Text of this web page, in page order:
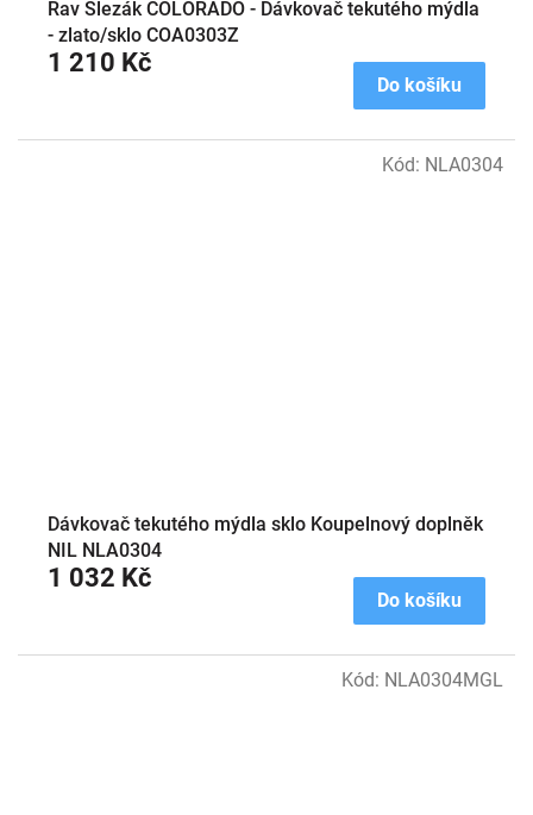
Rav Slezák COLORADO - Dávkovač tekutého mýdla
- zlato/sklo COA0303Z
1 210 Kč
Do košíku
Dávkovač tekutého mýdla sklo Koupelnový doplněk
NIL NLA0304
1 032 Kč
Do košíku
Kód: NLA0304
Kód: NLA0304MGL